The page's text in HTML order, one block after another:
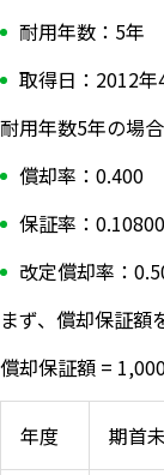
耐用年数：5年
取得日：2012年
耐用年数5年の場
償却率：0.400
保証率：0.10800
改定償却率：
まず、償却保証額
償却保証額 =
年度 期首